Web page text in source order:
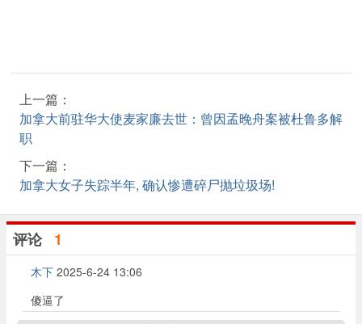
上一篇：
加拿大前驻华大使麦家廉去世：曾因孟晚舟案被杜鲁多解
职
下一篇：
加拿大女子失踪半年, 确认惨遭碎尸抛垃圾场!
评论 1
木下 2025-6-24 13:06
傻逼了